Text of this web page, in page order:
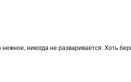
никогда не разваривается. Хоть